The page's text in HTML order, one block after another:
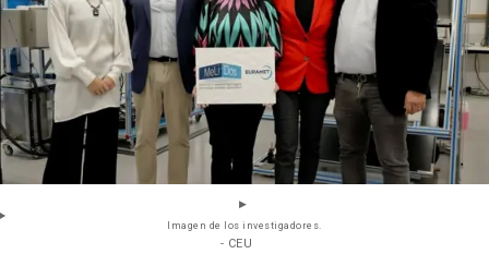
Imagen de los investigadores.
- CEU